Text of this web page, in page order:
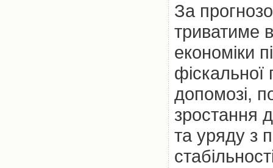
За
триватиме
економіки
фіскальної
допомозі,
зростання
та уряду з